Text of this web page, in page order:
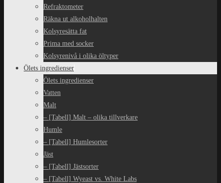
Refraktometer
Räkna ut alkoholhalten
Kolsyresätta fat
Prima med socker
Kolsyrenivå i olika öltyper
Ölets ingredienser
Ölets ingredienser
Vatten
Malt
– [Tabell] Malt – olika tillverkare
Humle
– [Tabell] Humlesorter
Jäst
– [Tabell] Jästsorter
– [Tabell] Wyeast vs. White Labs